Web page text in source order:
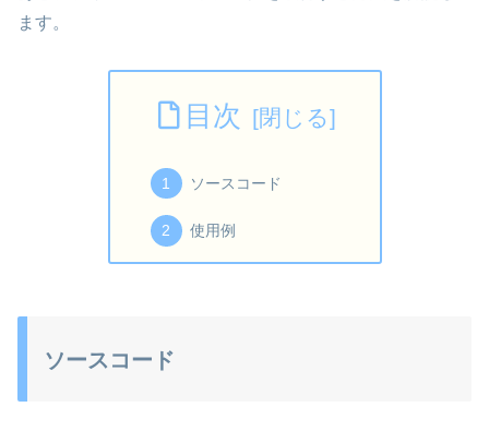
ます。
目次
ソースコード
使用例
ソースコード